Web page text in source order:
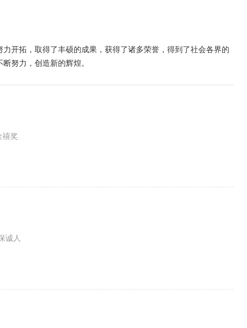
开拓，取得了丰硕的成果，获得了诸多荣誉，得到了社会各界的
努力，创造新的辉煌。
禧奖
诚人